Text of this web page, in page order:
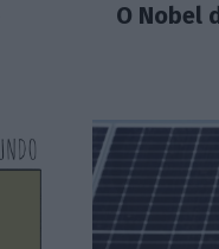
O Nobel